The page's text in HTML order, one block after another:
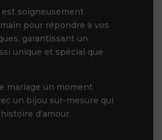
est soigneusement
pour répondre à vos
garantissant un
unique et spécial que
mariage un moment
un bijou sur-mesure qui
d’amour.